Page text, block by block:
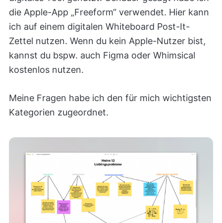
die Apple-App „Freeform“ verwendet. Hier kann
ich auf einem digitalen Whiteboard Post-It-
Zettel nutzen. Wenn du kein Apple-Nutzer bist,
kannst du bspw. auch Figma oder Whimsical
kostenlos nutzen.
Meine Fragen habe ich den für mich wichtigsten
Kategorien zugeordnet.